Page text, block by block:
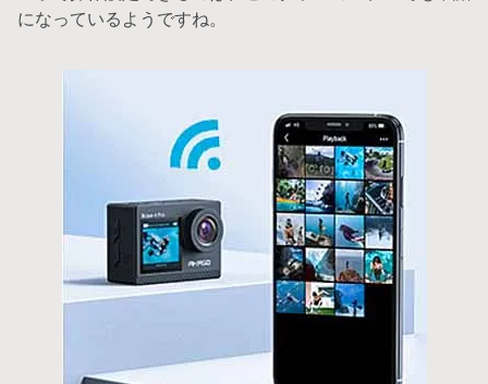
になっているようですね。